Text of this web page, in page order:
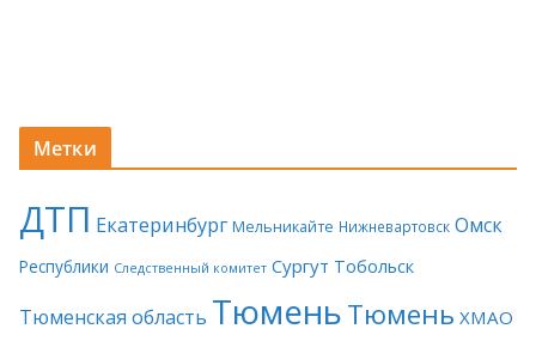
Метки
ДТП Екатеринбург Мельникайте Нижневартовск Омск
Республики Следственный комитет Сургут Тобольск
Тюменская область ТюменьТюмень ХМАО